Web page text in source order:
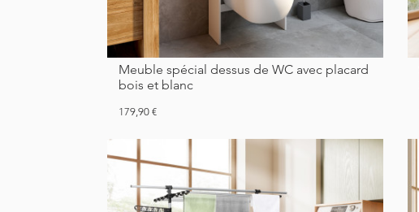
Meuble spécial dessus de WC avec placard
bois et blanc
Prix
179,90 €